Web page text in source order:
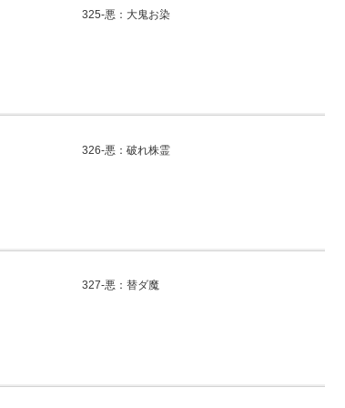
325-悪：大鬼お染
326-悪：破れ株霊
327-悪：替ダ魔